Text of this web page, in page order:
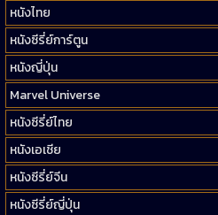
หนังไทย
หนังซีรี่ย์การ์ตูน
หนังญี่ปุ่น
Marvel Universe
หนังซีรี่ย์ไทย
หนังเอเชีย
หนังซีรี่ย์จีน
หนังซีรี่ย์ญี่ปุ่น